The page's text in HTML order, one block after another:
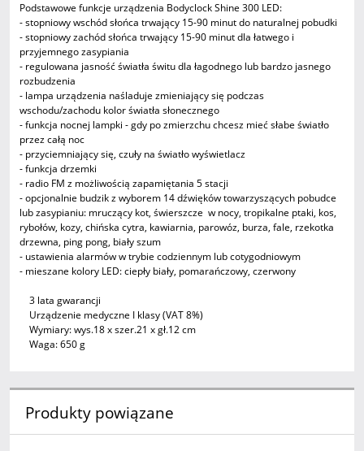
Podstawowe funkcje urządzenia Bodyclock Shine 300 LED:
- stopniowy wschód słońca trwający 15-90 minut do naturalnej pobudki
- stopniowy zachód słońca trwający 15-90 minut dla łatwego i
przyjemnego zasypiania
- regulowana jasność światła świtu dla łagodnego lub bardzo jasnego
rozbudzenia
- lampa urządzenia naśladuje zmieniający się podczas
wschodu/zachodu kolor światła słonecznego
- funkcja nocnej lampki - gdy po zmierzchu chcesz mieć słabe światło
przez całą noc
- przyciemniający się, czuły na światło wyświetlacz
- funkcja drzemki
- radio FM z możliwością zapamiętania 5 stacji
- opcjonalnie budzik z wyborem 14 dźwięków towarzyszących pobudce
lub zasypianiu: mruczący kot, świerszcze w nocy, tropikalne ptaki, kos,
rybołów, kozy, chińska cytra, kawiarnia, parowóz, burza, fale, rzekotka
drzewna, ping pong, biały szum
- ustawienia alarmów w trybie codziennym lub cotygodniowym
- mieszane kolory LED: ciepły biały, pomarańczowy, czerwony
3 lata gwarancji
Urządzenie medyczne I klasy (VAT 8%)
Wymiary: wys.18 x szer.21 x gł.12 cm
Waga: 650 g
Produkty powiązane